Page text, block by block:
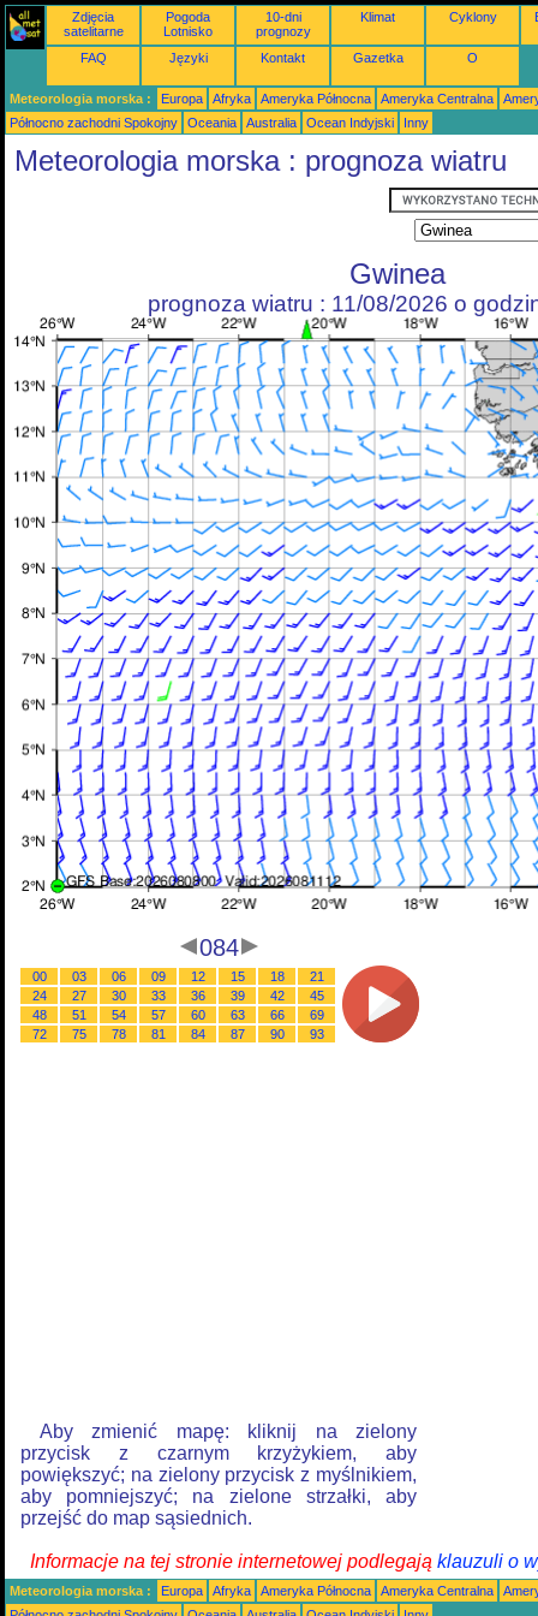
Zdjęcia
satelitarne
Pogoda
Lotnisko
10-dni
prognozy
Klimat Cyklony
FAQ Języki Kontakt Gazetka O
Meteorologia morska : Europa Afryka Ameryka Północna Ameryka Centralna
Północno zachodni Spokojny
Oceania Australia Ocean Indyjski Inny
Meteorologia morska : prognoza wiatru
Gwinea
prognoza wiatru : 11/08/2026 o
084
00 03 06 09 12 15 18
21
24
27 30 33 36 39 42
45
48
51 54 57 60 63 66
69
72
75 78 81 84 87 90 93
Aby zmienić mapę: kliknij na zielony
przycisk z czarnym krzyżykiem, aby
powiększyć; na zielony przycisk z myślnikiem,
aby pomniejszyć; na zielone strzałki, aby
przejść do map sąsiednich.
Informacje na tej stronie internetowej podlegają klauzuli o
Meteorologia morska : Europa Afryka Ameryka Północna Ameryka Centralna